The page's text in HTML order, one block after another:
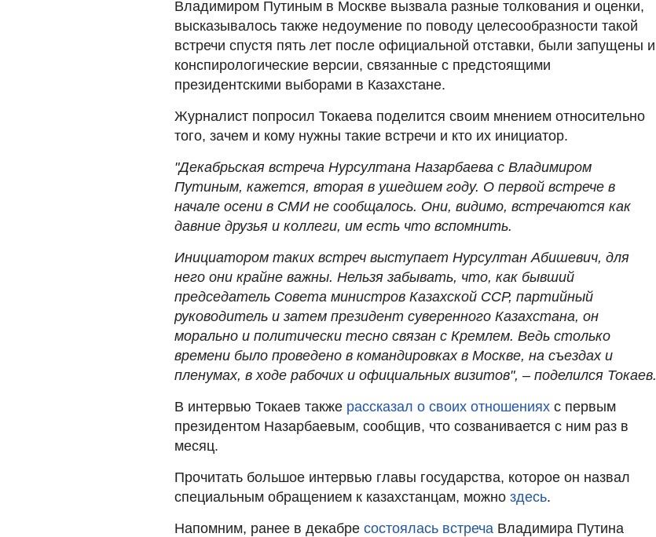
Владимиром Путиным в Москве вызвала разные толкования и оценки,
высказывалось также недоумение по поводу целесообразности такой
встречи спустя пять лет после официальной отставки, были запущены и
конспирологические версии, связанные с предстоящими
президентскими выборами в Казахстане.
Журналист попросил Токаева поделится своим мнением относительно
того, зачем и кому нужны такие встречи и кто их инициатор.
"Декабрьская встреча Нурсултана Назарбаева с Владимиром
Путиным, кажется, вторая в ушедшем году. О первой встрече в
начале осени в СМИ не сообщалось. Они, видимо, встречаются как
давние друзья и коллеги, им есть что вспомнить.
Инициатором таких встреч выступает Нурсултан Абишевич, для
него они крайне важны. Нельзя забывать, что, как бывший
председатель Совета министров Казахской ССР, партийный
руководитель и затем президент суверенного Казахстана, он
морально и политически тесно связан с Кремлем. Ведь столько
времени было проведено в командировках в Москве, на съездах и
пленумах, в ходе рабочих и официальных визитов", – поделился Токаев.
В интервью Токаев также рассказал о своих отношениях с первым
президентом Назарбаевым, сообщив, что созванивается с ним раз в
месяц.
Прочитать большое интервью главы государства, которое он назвал
специальным обращением к казахстанцам, можно здесь.
Напомним, ранее в декабре состоялась встреча Владимира Путина